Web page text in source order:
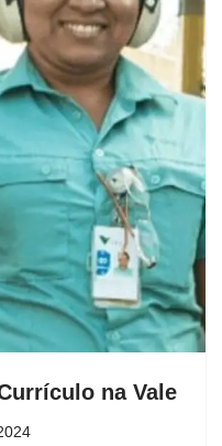
na Vale